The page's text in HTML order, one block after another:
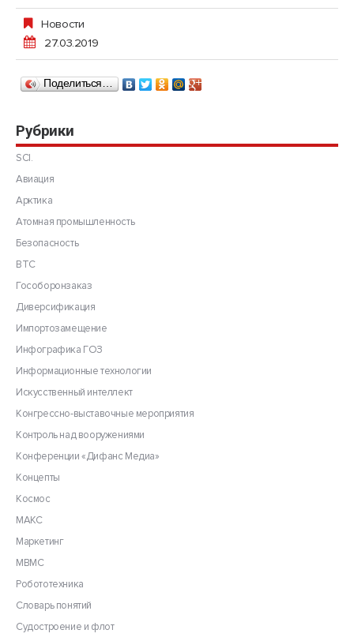
Новости
27.03.2019
Поделиться…
Рубрики
SCI.
Авиация
Арктика
Атомная промышленность
Безопасность
ВТС
Гособоронзаказ
Диверсификация
Импортозамещение
Инфографика ГОЗ
Информационные технологии
Искусственный интеллект
Конгрессно-выставочные мероприятия
Контроль над вооружениями
Конференции «Дифанс Медиа»
Концепты
Космос
МАКС
Маркетинг
МВМС
Робототехника
Словарь понятий
Судостроение и флот